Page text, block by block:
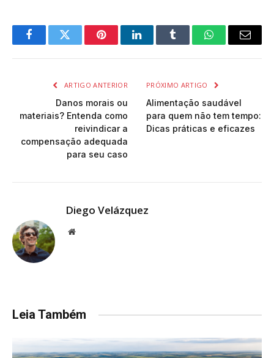
FacebookTwitter PinterestLinkedInTumblr WhatsAppEmail
ARTIGO ANTERIOR
Danos morais ou
materiais? Entenda como
reivindicar a
compensação adequada
para seu caso
PRÓXIMO ARTIGO
Alimentação saudável
para quem não tem tempo:
Dicas práticas e eficazes
Diego Velázquez
Website
Leia Também